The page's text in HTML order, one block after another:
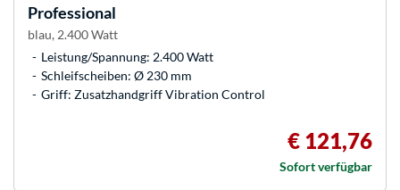
Professional
blau, 2.400 Watt
Leistung/Spannung: 2.400 Watt
Schleifscheiben: Ø 230 mm
Griff: Zusatzhandgriff Vibration Control
€ 121,76
Sofort verfügbar